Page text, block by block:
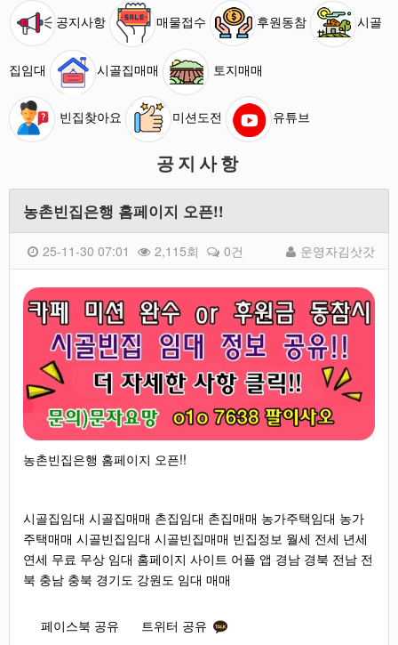
공지사항 매물접수 후원동참 시골
집임대 시골집매매 토지매매
빈집찾아요 미션도전 유튜브
공지사항
농촌빈집은행 홈페이지 오픈!!
운영자김삿갓
25-11-30 07:01 2,115회 0건
본문
농촌빈집은행 홈페이지 오픈!!
시골집임대 시골집매매 촌집임대 촌집매매 농가주택임대 농가
주택매매 시골빈집임대 시골빈집매매 빈집정보 월세 전세 년세
연세 무료 무상 임대 홈페이지 사이트 어플 앱 경남 경북 전남 전
북 충남 충북 경기도 강원도 임대 매매
페이스북 공유 트위터 공유